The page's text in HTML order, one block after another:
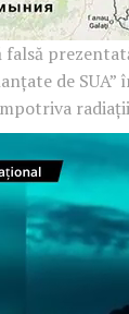
falsă
de